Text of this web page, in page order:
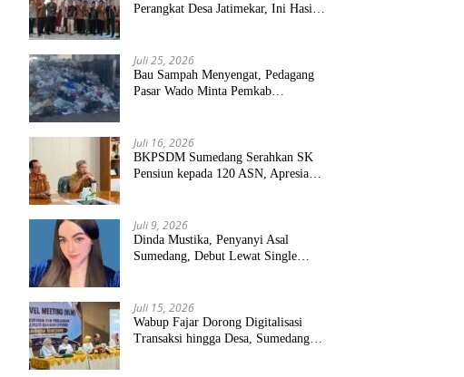
Perangkat Desa Jatimekar, Ini Hasil
Juli 25, 2026
Bau Sampah Menyengat, Pedagang
Pasar Wado Minta Pemkab
Juli 16, 2026
BKPSDM Sumedang Serahkan SK
Pensiun kepada 120 ASN, Apresiasi
Juli 9, 2026
Dinda Mustika, Penyanyi Asal
Sumedang, Debut Lewat Single
Juli 15, 2026
Wabup Fajar Dorong Digitalisasi
Transaksi hingga Desa, Sumedang